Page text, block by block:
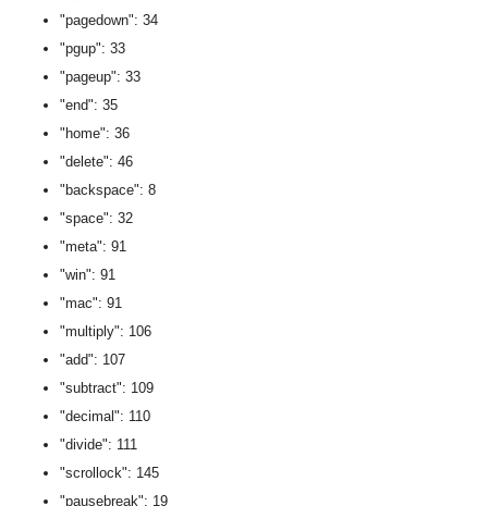
"pagedown": 34
"pgup": 33
"pageup": 33
"end": 35
"home": 36
"delete": 46
"backspace": 8
"space": 32
"meta": 91
"win": 91
"mac": 91
"multiply": 106
"add": 107
"subtract": 109
"decimal": 110
"divide": 111
"scrollock": 145
"pausebreak": 19